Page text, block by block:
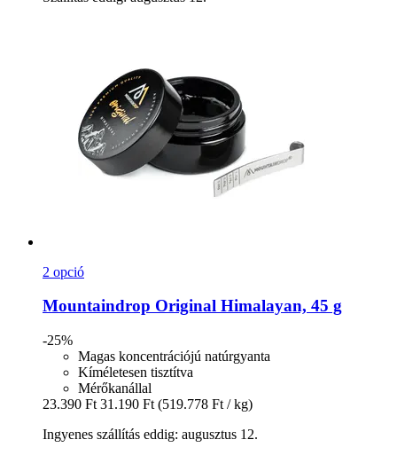
2 opció
Mountaindrop Original Himalayan, 45 g
-25%
Magas koncentrációjú natúrgyanta
Kíméletesen tisztítva
Mérőkanállal
23.390 Ft 31.190 Ft (519.778 Ft / kg)
Ingyenes szállítás eddig: augusztus 12.